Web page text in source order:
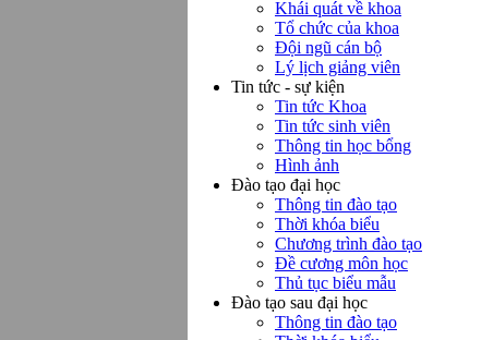
Khái quát về khoa
Tổ chức của khoa
Đội ngũ cán bộ
Lý lịch giảng viên
Tin tức - sự kiện
Tin tức Khoa
Tin tức sinh viên
Thông tin học bổng
Hình ảnh
Đào tạo đại học
Thông tin đào tạo
Thời khóa biểu
Chương trình đào tạo
Đề cương môn học
Thủ tục biểu mẫu
Đào tạo sau đại học
Thông tin đào tạo